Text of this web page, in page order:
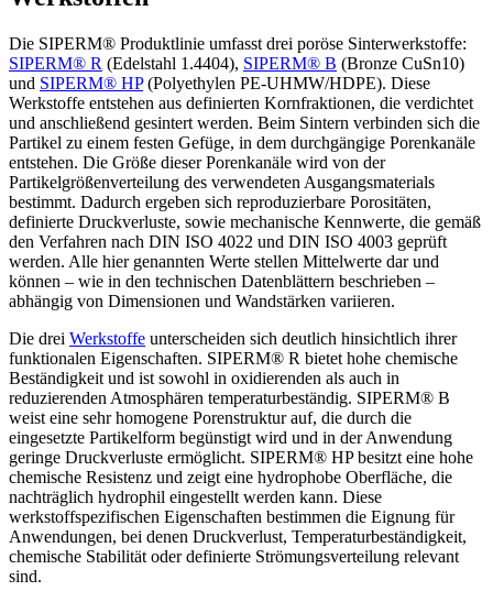
Die SIPERM® Produktlinie umfasst drei poröse Sinterwerkstoffe:
SIPERM® R (Edelstahl 1.4404), SIPERM® B (Bronze CuSn10)
und SIPERM® HP(Polyethylen PE-UHMW/HDPE). Diese
Werkstoffe entstehen aus definierten Kornfraktionen, die verdichtet
und anschließend gesintert werden. Beim Sintern verbinden sich die
Partikel zu einem festen Gefüge, in dem durchgängige Porenkanäle
entstehen. Die Größe dieser Porenkanäle wird von der
Partikelgrößenverteilung des verwendeten Ausgangsmaterials
bestimmt. Dadurch ergeben sich reproduzierbare Porositäten,
definierte Druckverluste, sowie mechanische Kennwerte, die gemäß
den Verfahren nach DIN ISO 4022 und DIN ISO 4003 geprüft
werden. Alle hier genannten Werte stellen Mittelwerte dar und
können – wie in den technischen Datenblättern beschrieben –
abhängig von Dimensionen und Wandstärken variieren.
Die drei Werkstoffe unterscheiden sich deutlich hinsichtlich ihrer
funktionalen Eigenschaften. SIPERM® R bietet hohe chemische
Beständigkeit und ist sowohl in oxidierenden als auch in
reduzierenden Atmosphären temperaturbeständig. SIPERM® B
weist eine sehr homogene Porenstruktur auf, die durch die
eingesetzte Partikelform begünstigt wird und in der Anwendung
geringe Druckverluste ermöglicht. SIPERM® HP besitzt eine hohe
chemische Resistenz und zeigt eine hydrophobe Oberfläche, die
nachträglich hydrophil eingestellt werden kann. Diese
werkstoffspezifischen Eigenschaften bestimmen die Eignung für
Anwendungen, bei denen Druckverlust, Temperaturbeständigkeit,
chemische Stabilität oder definierte Strömungsverteilung relevant
sind.